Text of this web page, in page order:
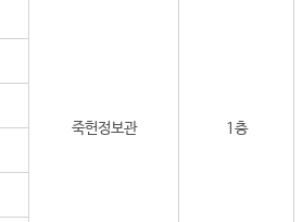
죽헌정보관 1층